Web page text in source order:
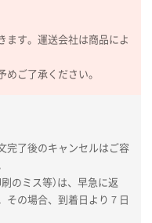
ます。運送会社は商品によ
ご了承ください。
完了後のキャンセルはご容
のミス等）は、早急に返
その場合、到着日より７日